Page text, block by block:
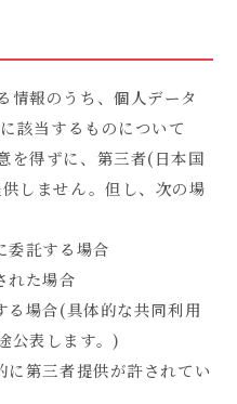
情報のうち、個人データ
該当するものについて
を得ずに、第三者(日本国
しません。但し、次の場
委託する場合
れた場合
る場合(具体的な共同利用
公表します。)
第三者提供が許されてい